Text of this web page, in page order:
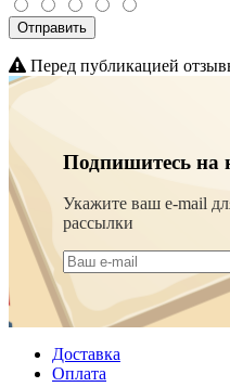
Отправить
Перед публикацией
Подпишитесь на
Укажите ваш e-mail
рассылки
Доставка
Оплата